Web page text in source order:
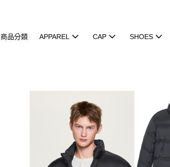
商品分類 APPAREL CAP SHOES